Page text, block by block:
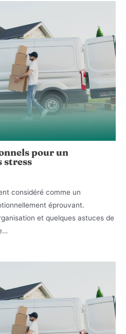
pour un
stress
considéré comme un
éprouvant.
et quelques astuces de